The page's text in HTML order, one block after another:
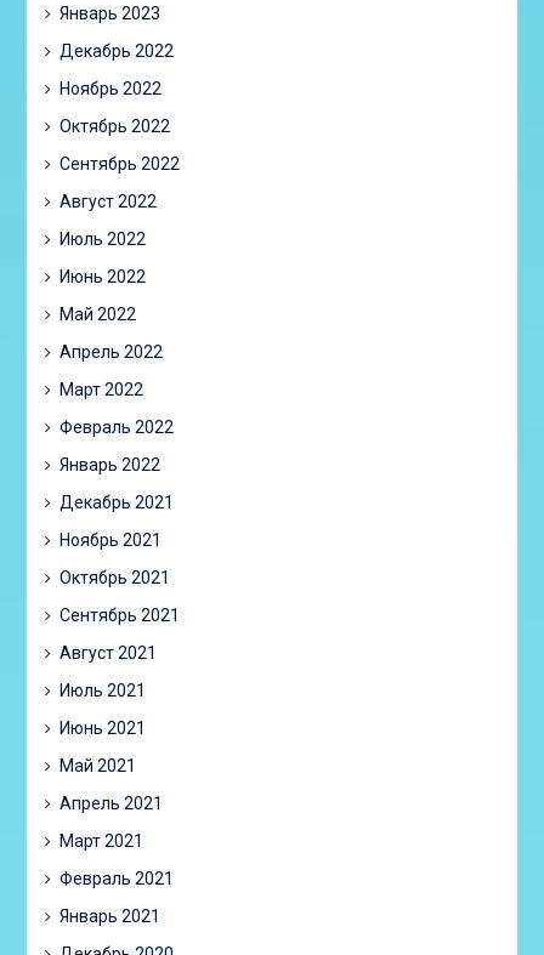
Январь 2023
Декабрь 2022
Ноябрь 2022
Октябрь 2022
Сентябрь 2022
Август 2022
Июль 2022
Июнь 2022
Май 2022
Апрель 2022
Март 2022
Февраль 2022
Январь 2022
Декабрь 2021
Ноябрь 2021
Октябрь 2021
Сентябрь 2021
Август 2021
Июль 2021
Июнь 2021
Май 2021
Апрель 2021
Март 2021
Февраль 2021
Январь 2021